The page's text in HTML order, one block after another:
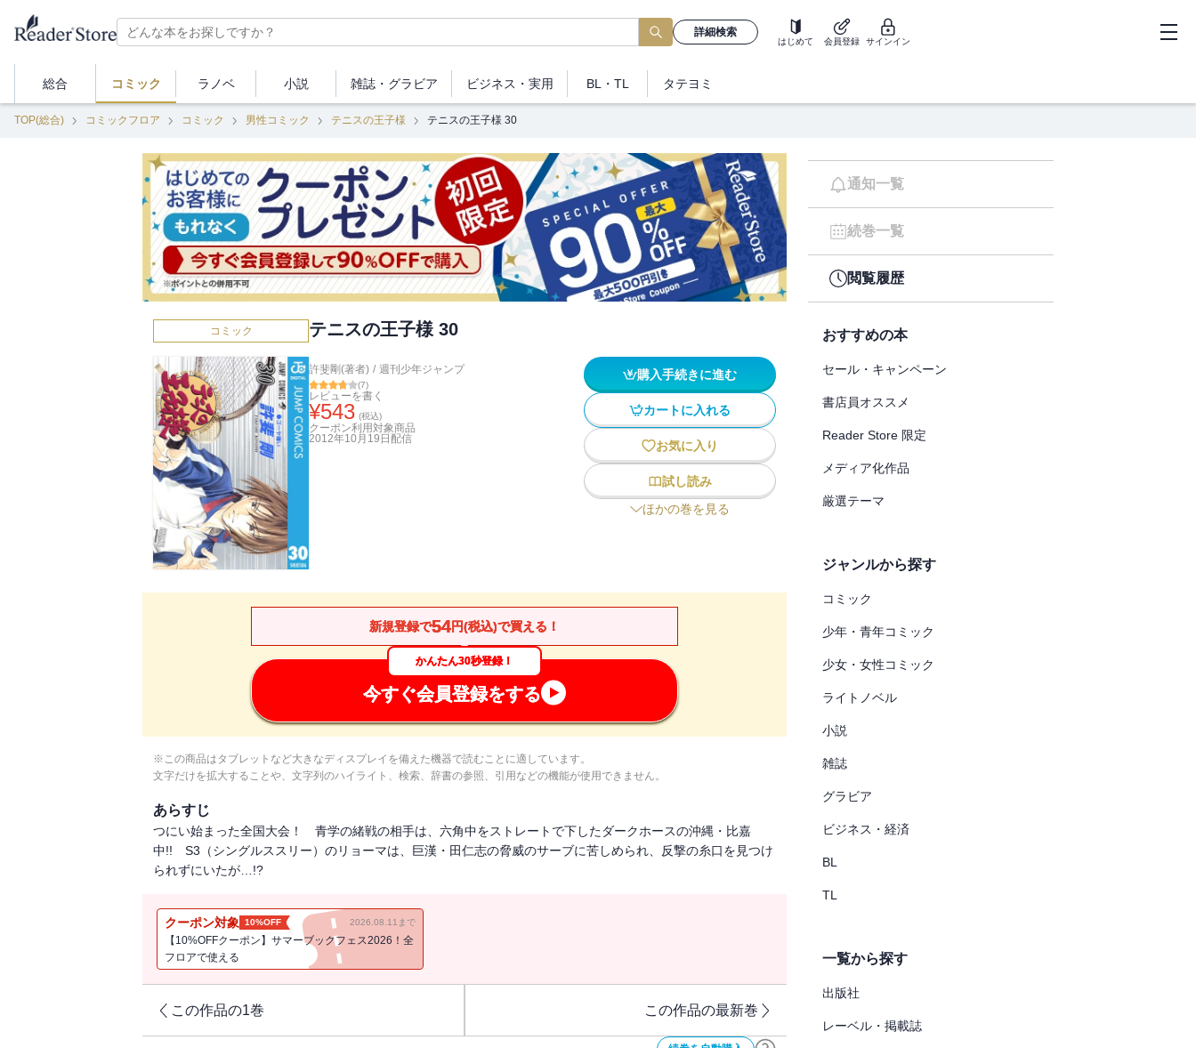
詳細検索
はじめて 会員登録 サインイン
総合 コミック ラノベ 小説 雑誌・ グラビア ビジネス ・実用 BL・TL タテヨミ
TOP(総合) コミックフロア コミック 男性コミック テニスの王子様 テニスの王子様 30
コミック テニスの王子様 30
許斐剛(著者) / 週刊少年ジャンプ
(7)
レビューを書く
¥543 (税込)
クーポン利用対象商品
2012年10月19日 配信
購入手続きに進む
カートに入れる
お気に入り
試し読み
ほかの巻を見る
新規登録で54円(税込)で買える！
かんたん30秒登録！
今すぐ会員登録をする
※この商品はタブレットなど大きなディスプレイを備えた機器で読むことに適しています。
文字だけを拡大することや、文字列のハイライト、検索、辞書の参照、引用などの機能が使用できません。
あらすじ
つにい始まった全国大会！ 青学の緒戦の相手は、六角中をストレートで下したダークホースの沖縄・比嘉
中!! S3（シングルススリー）のリョーマは、巨漢・田仁志の脅威のサーブに苦しめられ、反撃の糸口を見つけ
られずにいたが…!?
クーポン対象 10%OFF 2026.08.11まで
【10%OFFクーポン】サマーブックフェス2026！全
フロアで使える
この作品の1巻 この作品の最新巻
通知一覧
続巻一覧
閲覧履歴
おすすめの本
セール・キャンペーン
書店員オススメ
Reader Store 限定
メディア化作品
厳選テーマ
ジャンルから探す
コミック
少年・青年コミック
少女・女性コミック
ライトノベル
小説
雑誌
グラビア
ビジネス・経済
BL
TL
一覧から探す
出版社
レーベル・掲載誌